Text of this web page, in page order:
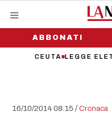
contenutoABBONATI
CEUTA LEGGE
16/10/2014 08:15 /Cronaca